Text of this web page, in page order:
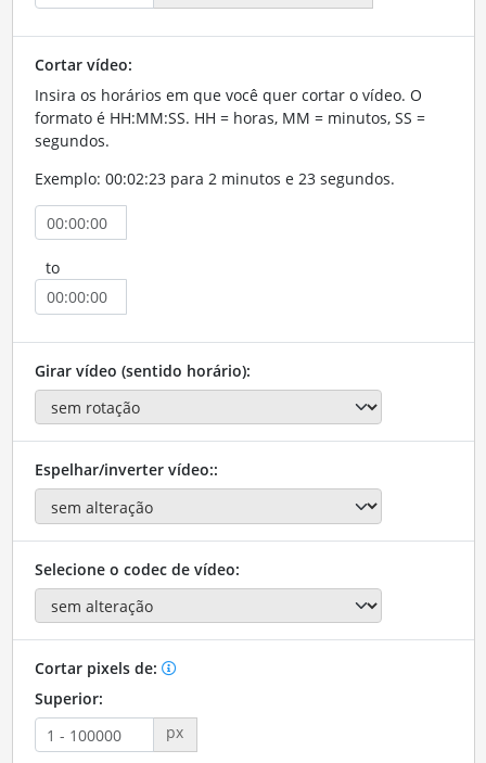
Cortar vídeo:
Insira os horários em que você quer cortar o vídeo. O
formato é HH:MM:SS. HH = horas, MM = minutos, SS =
segundos.
Exemplo: 00:02:23 para 2 minutos e 23 segundos.
to
Girar vídeo (sentido horário):
Espelhar/inverter vídeo::
Selecione o codec de vídeo:
Cortar pixels de:
Superior:
px